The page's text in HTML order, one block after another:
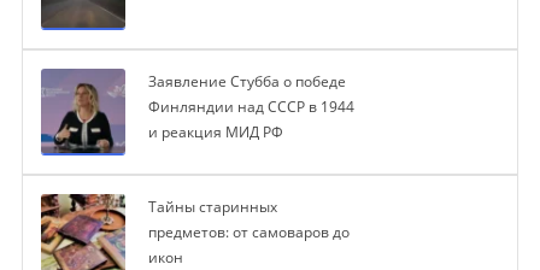
Заявление Стубба о победе
Финляндии над СССР в 1944
и реакция МИД РФ
Тайны старинных
предметов: от самоваров до
икон